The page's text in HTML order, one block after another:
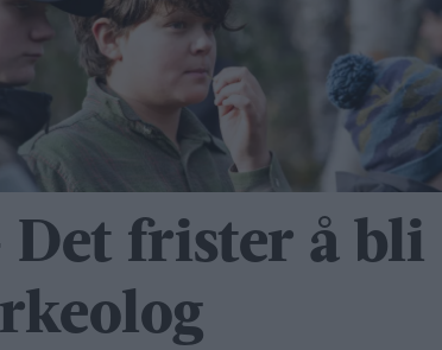
Det frister å bli